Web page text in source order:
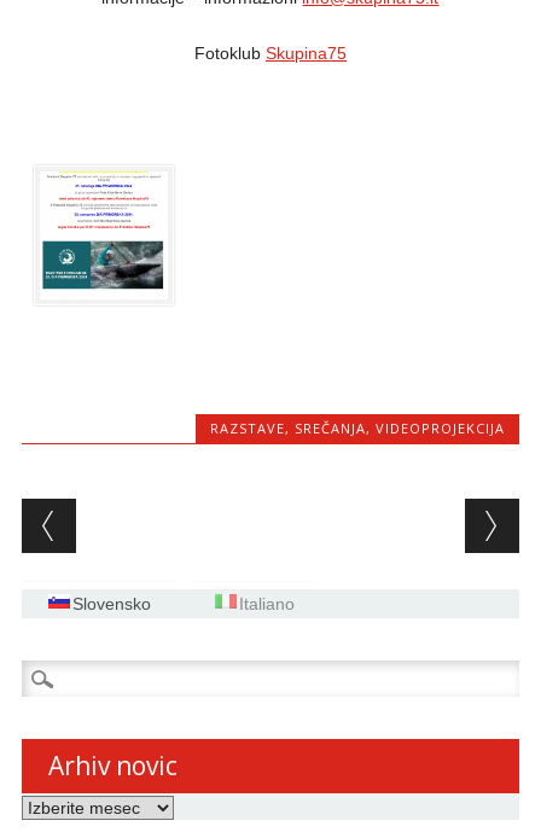
Fotoklub Skupina75
RAZSTAVE, SREČANJA,VIDEOPROJEKCIJA
Post navigation
Slovensko Italiano
Išči:
Arhiv novic
Arhiv